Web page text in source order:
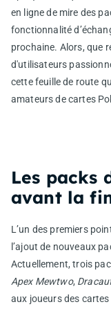
en ligne de mire des
fonctionnalité
prochaine. Alors, que
d'utilisateurs
cette feuille de route
amateurs de cartes
Les packs
avant la
L’un des premiers
l’ajout de nouveaux
Actuellement, trois
Apex Mewtwo,
aux joueurs des